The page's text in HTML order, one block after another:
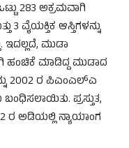
283 ಅಕ್ರಮವಾಗಿ
ವೈಯಕ್ತಿಕ ಆಸ್ತಿಗಳನ್ನು
ಇದಲ್ಲದೆ, ಮುಡಾ
ಹಂಚಿಕೆ ಮಾಡಿದ್ದ ಮುಡಾದ
2002 ರ ಪಿಎಂಎಲ್‌ಎ
ಪ್ರಸ್ತುತ,
ಅಡಿಯಲ್ಲಿ ನ್ಯಾಯಾಂಗ